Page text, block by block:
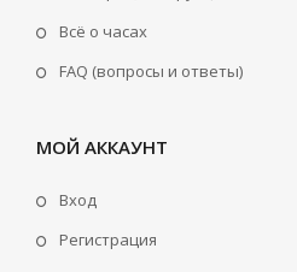
Всё о часах
FAQ (вопросы и ответы)
МОЙ АККАУНТ
Вход
Регистрация